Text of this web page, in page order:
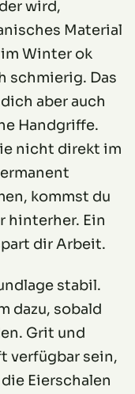
wird,
Material
Winter ok
schmierig. Das
aber auch
Handgriffe.
nicht direkt im
kommst du
hinterher. Ein
dir Arbeit.
stabil.
dazu, sobald
Grit und
verfügbar sein,
Eierschalen